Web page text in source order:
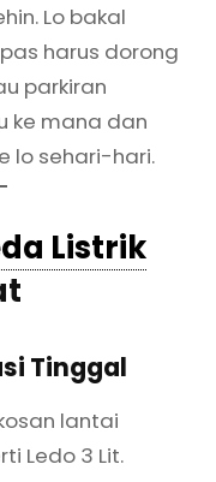
Lo bakal
harus dorong
parkiran
ke mana dan
lo sehari-hari.
Listrik
Tinggal
lantai
Ledo 3 Lit.